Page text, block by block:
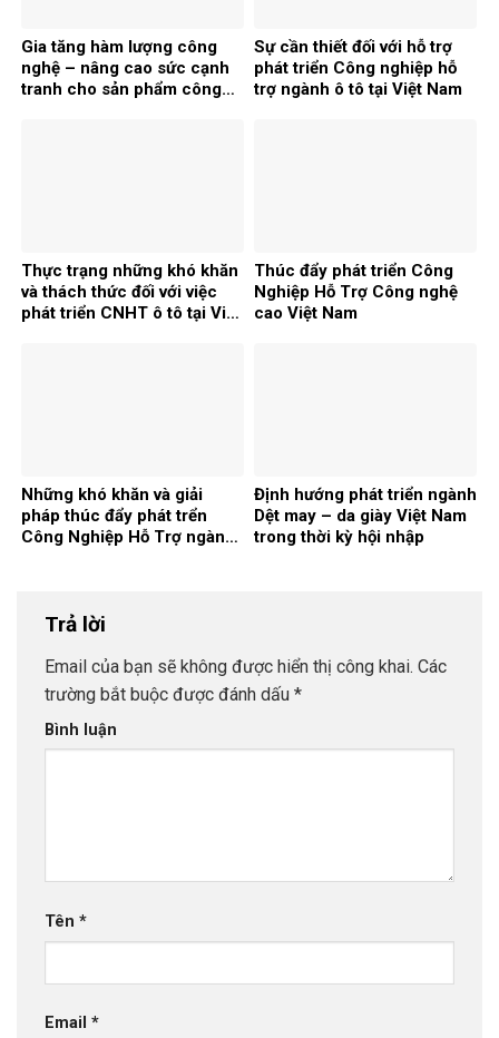
Gia tăng hàm lượng công
nghệ – nâng cao sức cạnh
tranh cho sản phẩm công
Sự cần thiết đối với hỗ trợ
phát triển Công nghiệp hỗ
trợ ngành ô tô tại Việt Nam
Thực trạng những khó khăn
và thách thức đối với việc
phát triển CNHT ô tô tại Việt
Thúc đẩy phát triển Công
Nghiệp Hỗ Trợ Công nghệ
cao Việt Nam
Những khó khăn và giải
pháp thúc đẩy phát trển
Công Nghiệp Hỗ Trợ ngành
Định hướng phát triển ngành
Dệt may – da giày Việt Nam
trong thời kỳ hội nhập
Trả lời
Email của bạn sẽ không được hiển thị công khai. Các
trường bắt buộc được đánh dấu *
Bình luận
Tên *
Email *